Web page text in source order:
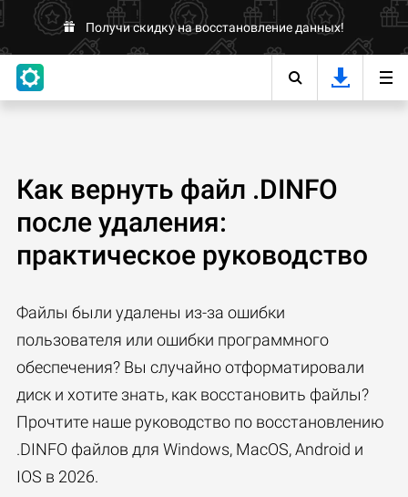
Получи скидку на восстановление данных!
Как вернуть файл .DINFO
после удаления:
практическое руководство
Файлы были удалены из-за ошибки
пользователя или ошибки программного
обеспечения? Вы случайно отформатировали
диск и хотите знать, как восстановить файлы?
Прочтите наше руководство по восстановлению
.DINFO файлов для Windows, MacOS, Android и
IOS в 2026.